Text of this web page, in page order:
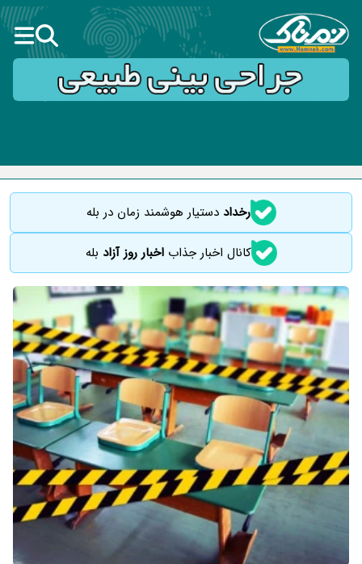
رخداددستیار هوشمند زمان در بله
کانال اخبار جذاباخبار روز آزاد بله